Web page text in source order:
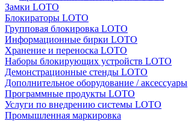
Замки LOTO
Блокираторы LOTO
Групповая блокировка LOTO
Информационные бирки LOTO
Хранение и переноска LOTO
Наборы блокирующих устройств LOTO
Демонстрационные стенды LOTO
Дополнительное оборудование / аксессуары
Программные продукты LOTO
Услуги по внедрению системы LOTO
Промышленная маркировка